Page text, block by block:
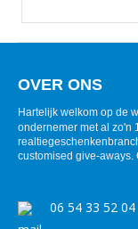
OVER ONS
Hartelijk welkom op de
ondernemer met al zo'n
customised give-aways.
06 54 33 52 04